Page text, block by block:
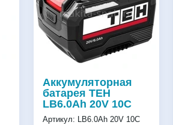
Аккумуляторная
батарея TEH
LB6.0Ah 20V 10C
Артикул: LB6.0Ah 20V 10C